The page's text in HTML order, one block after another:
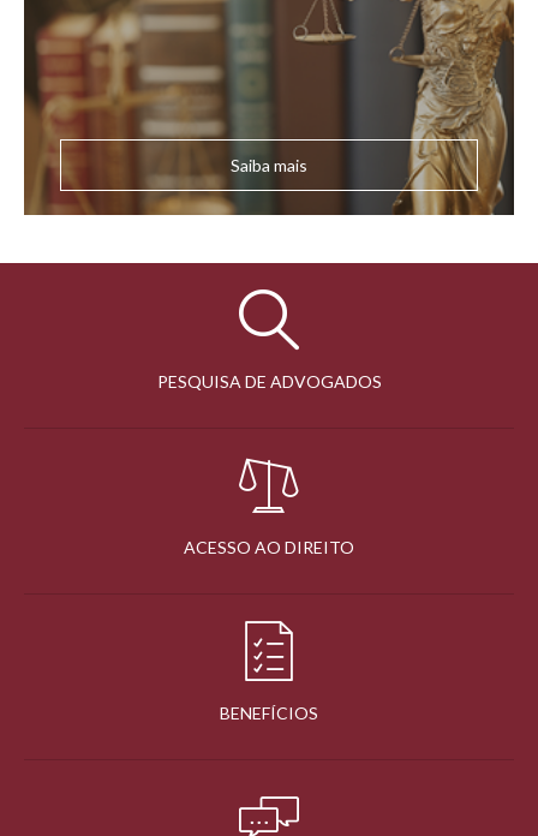
Saiba mais
PESQUISA DE ADVOGADOS
ACESSO AO DIREITO
BENEFÍCIOS